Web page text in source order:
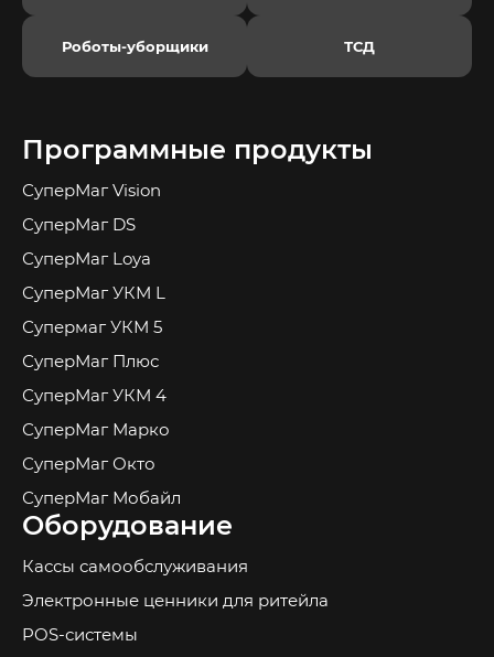
формата — от компактных торговых точек до
супермаркетов. Решение легко адаптируется
Роботы-уборщики ТСД
Программные продукты
СуперМаг Vision
СуперМаг DS
СуперМаг Loya
СуперМаг УКМ L
Супермаг УКМ 5
СуперМаг Плюс
СуперМаг УКМ 4
СуперМаг Марко
СуперМаг Окто
СуперМаг Мобайл
Оборудование
Кассы самообслуживания
Электронные ценники для ритейла
POS-системы